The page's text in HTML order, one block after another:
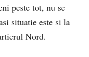
peste tot, nu se
situatie este si la
Nord.